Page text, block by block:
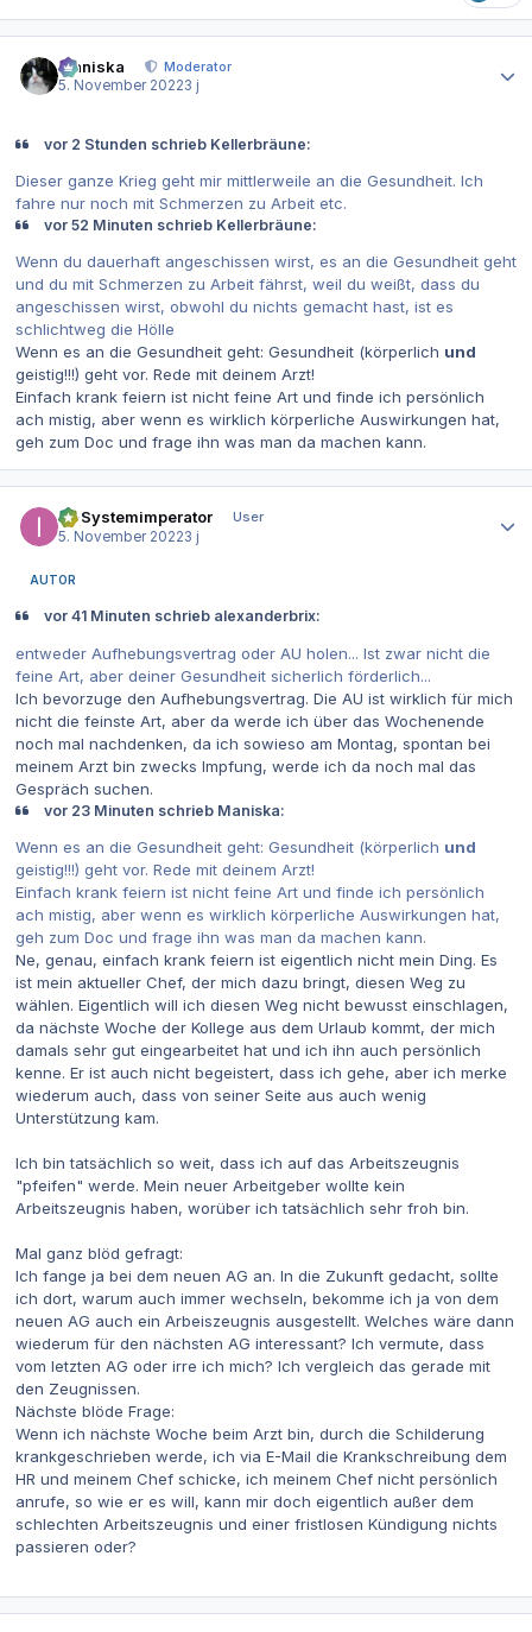
Maniska
Moderator
5. November 20223 j
vor 2 Stunden schrieb Kellerbräune:
Dieser ganze Krieg geht mir mittlerweile an die Gesundheit. Ich
fahre nur noch mit Schmerzen zu Arbeit etc.
vor 52 Minuten schrieb Kellerbräune:
Wenn du dauerhaft angeschissen wirst, es an die Gesundheit geht
und du mit Schmerzen zu Arbeit fährst, weil du weißt, dass du
angeschissen wirst, obwohl du nichts gemacht hast, ist es
schlichtweg die Hölle
Wenn es an die Gesundheit geht: Gesundheit (körperlich und
geistig!!!) geht vor. Rede mit deinem Arzt!
Einfach krank feiern ist nicht feine Art und finde ich persönlich
ach mistig, aber wenn es wirklich körperliche Auswirkungen hat,
geh zum Doc und frage ihn was man da machen kann.
IT-Systemimperator
User
5. November 20223 j
AUTOR
vor 41 Minuten schrieb alexanderbrix:
entweder Aufhebungsvertrag oder AU holen... Ist zwar nicht die
feine Art, aber deiner Gesundheit sicherlich förderlich...
Ich bevorzuge den Aufhebungsvertrag. Die AU ist wirklich für mich
nicht die feinste Art, aber da werde ich über das Wochenende
noch mal nachdenken, da ich sowieso am Montag, spontan bei
meinem Arzt bin zwecks Impfung, werde ich da noch mal das
Gespräch suchen.
vor 23 Minuten schrieb Maniska:
Wenn es an die Gesundheit geht: Gesundheit (körperlich und
geistig!!!) geht vor. Rede mit deinem Arzt!
Einfach krank feiern ist nicht feine Art und finde ich persönlich
ach mistig, aber wenn es wirklich körperliche Auswirkungen hat,
geh zum Doc und frage ihn was man da machen kann.
Ne, genau, einfach krank feiern ist eigentlich nicht mein Ding. Es
ist mein aktueller Chef, der mich dazu bringt, diesen Weg zu
wählen. Eigentlich will ich diesen Weg nicht bewusst einschlagen,
da nächste Woche der Kollege aus dem Urlaub kommt, der mich
damals sehr gut eingearbeitet hat und ich ihn auch persönlich
kenne. Er ist auch nicht begeistert, dass ich gehe, aber ich merke
wiederum auch, dass von seiner Seite aus auch wenig
Unterstützung kam.
Ich bin tatsächlich so weit, dass ich auf das Arbeitszeugnis
"pfeifen" werde. Mein neuer Arbeitgeber wollte kein
Arbeitszeugnis haben, worüber ich tatsächlich sehr froh bin.
Mal ganz blöd gefragt:
Ich fange ja bei dem neuen AG an. In die Zukunft gedacht, sollte
ich dort, warum auch immer wechseln, bekomme ich ja von dem
neuen AG auch ein Arbeiszeugnis ausgestellt. Welches wäre dann
wiederum für den nächsten AG interessant? Ich vermute, dass
vom letzten AG oder irre ich mich? Ich vergleich das gerade mit
den Zeugnissen.
Nächste blöde Frage:
Wenn ich nächste Woche beim Arzt bin, durch die Schilderung
krankgeschrieben werde, ich via E-Mail die Krankschreibung dem
HR und meinem Chef schicke, ich meinem Chef nicht persönlich
anrufe, so wie er es will, kann mir doch eigentlich außer dem
schlechten Arbeitszeugnis und einer fristlosen Kündigung nichts
passieren oder?